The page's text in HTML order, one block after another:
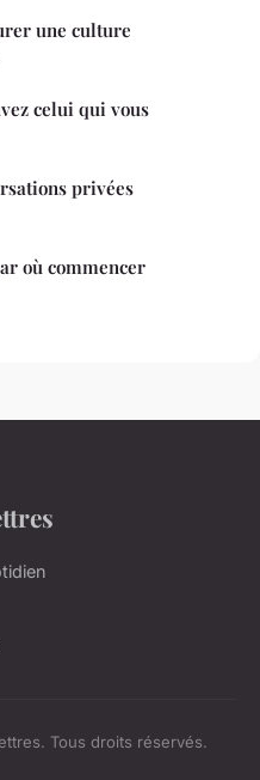
une culture
celui qui vous
privées
où commencer
Tous droits réservés.